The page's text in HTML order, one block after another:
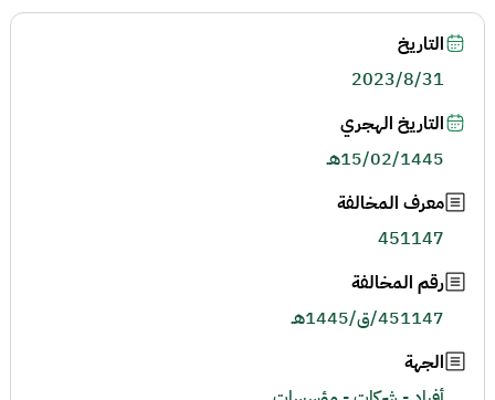
التاريخ
2023/8/31
التاريخ الهجري
15/02/1445هـ
معرف المخالفة
451147
رقم المخالفة
451147/ق/1445هـ
الجهة